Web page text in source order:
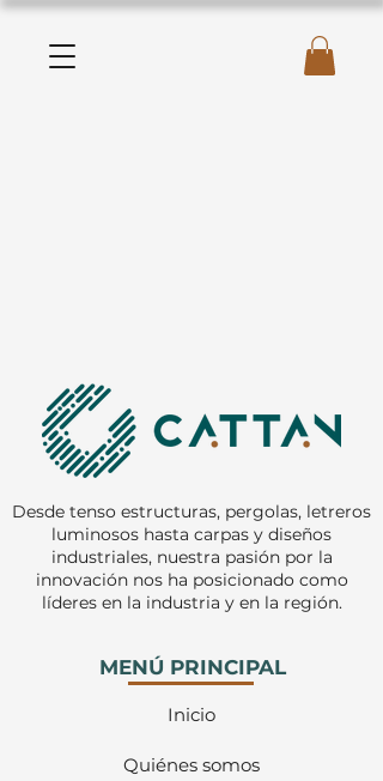
Desde tenso estructuras, pergolas, letreros
luminosos hasta carpas y diseños
industriales, nuestra pasión por la
innovación nos ha posicionado como
líderes en la industria y en la región.
MENÚ PRINCIPAL
Inicio
Quiénes somos